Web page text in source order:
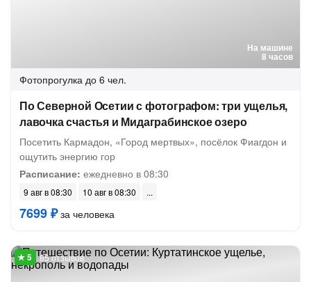
На машине
8 часов
Фотопрогулка до 6 чел.
По Северной Осетии с фотографом: три ущелья,
лавочка счастья и Мидаграбинское озеро
Посетить Кармадон, «Город мертвых», посёлок Фиагдон и
ощутить энергию гор
Расписание: ежедневно в 08:30
9 авг в 08:30 10 авг в 08:30
7699 ₽за человека
85 отзывов